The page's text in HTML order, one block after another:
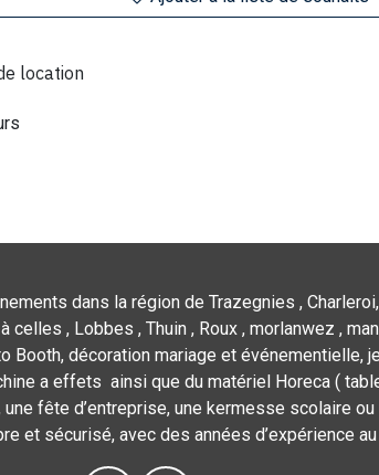
location
dans la région de Trazegnies ,
, Lobbes , Thuin , Roux , morlanwez ,
décoration mariage et événementielle,
a effets ainsi que du matériel Horeca (
fête d’entreprise, une kermesse scolaire
et sécurisé, avec des années d’expérience